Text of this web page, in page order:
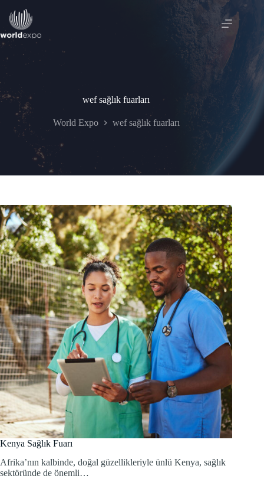
content
wef sağlık fuarları
World Expo wef sağlık fuarları
Kenya Sağlık Fuarı
Afrika’nın kalbinde, doğal güzellikleriyle ünlü Kenya, sağlık
sektöründe de önemli…